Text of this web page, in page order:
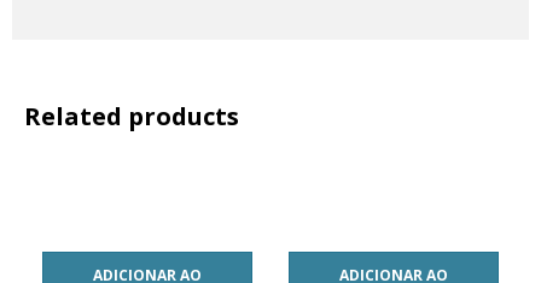
Related products
ADICIONAR AO
ADICIONAR AO